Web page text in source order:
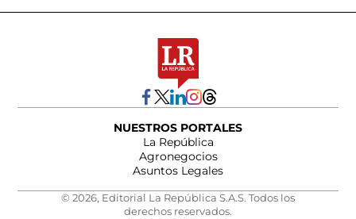
NUESTROS PORTALES
La República
Agronegocios
Asuntos Legales
© 2026, Editorial La República S.A.S. Todos los
derechos reservados.